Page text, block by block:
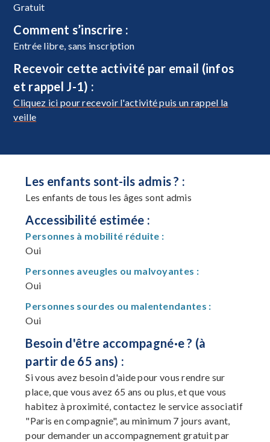
Gratuit
Comment s’inscrire :
Entrée libre, sans inscription
Recevoir cette activité par email (infos
et rappel J-1) :
Cliquez ici pour recevoir l'activité puis un rappel la
veille
Les enfants sont-ils admis ? :
Les enfants de tous les âges sont admis
Accessibilité estimée :
Personnes à mobilité réduite :
Oui
Personnes aveugles ou malvoyantes :
Oui
Personnes sourdes ou malentendantes :
Oui
Besoin d'être accompagné·e ? (à
partir de 65 ans) :
Si vous avez besoin d'aide pour vous rendre sur
place, que vous avez 65 ans ou plus, et que vous
habitez à proximité, contactez le service associatif
"Paris en compagnie", au minimum 7 jours avant,
pour demander un accompagnement gratuit par